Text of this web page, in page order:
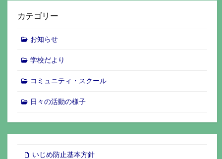
カテゴリー
お知らせ
学校だより
コミュニティ・スクール
日々の活動の様子
いじめ防止基本方針